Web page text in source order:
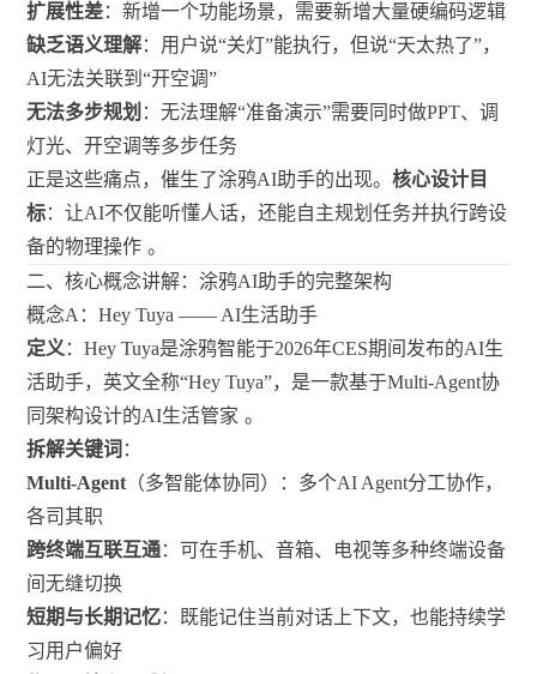
扩展性差：新增一个功能场景，需要新增大量硬编码逻辑
缺乏语义理解：用户说“关灯”能执行，但说“天太热了”，
AI无法关联到“开空调”
无法多步规划 ：无法理解“准备演示”需要同时做PPT、调
灯光、开空调等多步任务
正是这些痛点，催生了涂鸦AI助手的出现。核心设计目
标：让AI不仅能听懂人话，还能自主规划任务并执行跨设
备的物理操作 。
二、核心概念讲解：涂鸦AI助手的完整架构
概念A：Hey Tuya —— AI生活助手
定义：Hey Tuya是涂鸦智能于2026年CES期间发布的AI生
活助手，英文全称“Hey Tuya”，是一款基于Multi-Agent协
同架构设计的AI生活管家 。
拆解关键词 ：
Multi-Agent（多智能体协同）：多个AI Agent分工协作，
各司其职
跨终端互联互通：可在手机、音箱、电视等多种终端设备
间无缝切换
短期与长期记忆：既能记住当前对话上下文，也能持续学
习用户偏好